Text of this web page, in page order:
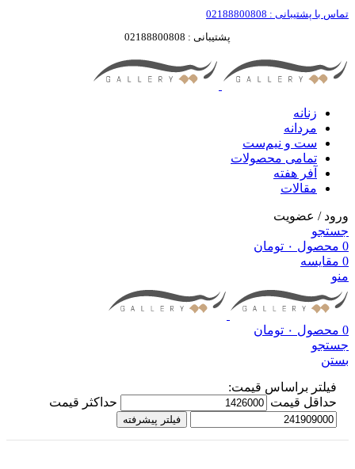
تماس با پشتیبانی : 02188800808
پشتیبانی : 02188800808
زنانه
مردانه
ست‌ و نیم‌ست
تمامی محصولات
آفر هفته
مقالات
ورود / عضویت
جستجو
0 محصول ۰ تومان
0 مقایسه
منو
0 محصول ۰ تومان
جستجو
بستن
فیلتر براساس قیمت:
حداقل قیمت
حداكثر قيمت
فیلتر پیشرفته